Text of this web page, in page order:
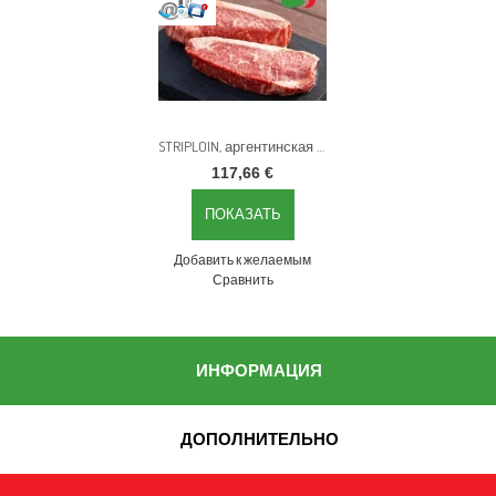
117,66 €
ПОКАЗАТЬ
Добавить к желаемым
Сравнить
ИНФОРМАЦИЯ
ДОПОЛНИТЕЛЬНО